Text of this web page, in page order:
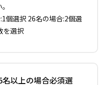
個選択 26名の場合:2個選
を選択
以上の場合必須選